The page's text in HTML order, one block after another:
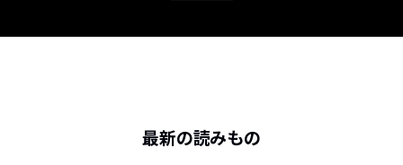
最新の読みもの